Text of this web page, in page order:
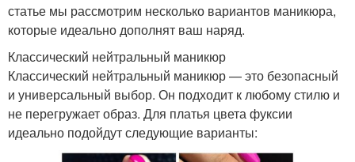
статье мы рассмотрим несколько вариантов маникюра,
которые идеально дополнят ваш наряд.
Классический нейтральный маникюр
Классический нейтральный маникюр — это безопасный
и универсальный выбор. Он подходит к любому стилю и
не перегружает образ. Для платья цвета фуксии
идеально подойдут следующие варианты: